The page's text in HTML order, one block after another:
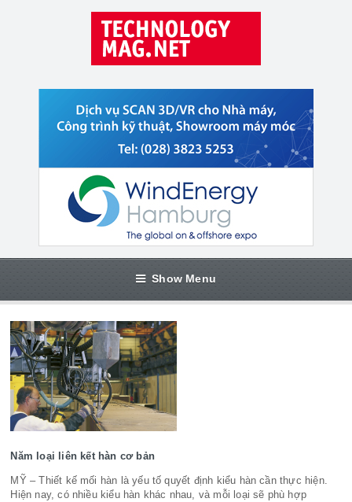
Show Menu
Năm loại liên kết hàn cơ bản
MỸ – Thiết kế mối hàn là yếu tố quyết định kiểu hàn cần thực hiện.
Hiện nay, có nhiều kiểu hàn khác nhau, và mỗi loại sẽ phù hợp